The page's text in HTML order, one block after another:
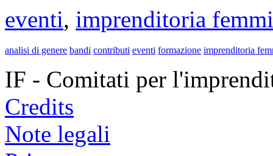
eventi, imprenditoria
analisi di genere bandi contributi eventi formazione imprenditoria
IF - Comitati per
Credits
Note legali